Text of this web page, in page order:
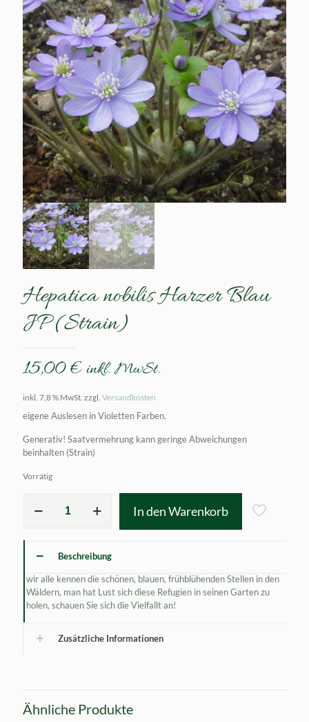
Hepatica nobilis Harzer Blau
JP (Strain)
15,00€ inkl. MwSt.
inkl. 7,8 % MwSt. zzgl. Versandkosten
eigene Auslesen in Violetten Farben.
Generativ! Saatvermehrung kann geringe Abweichungen
beinhalten (Strain)
Vorrätig
nobilis
Blau
Menge
In den Warenkorb
Beschreibung
wir alle kennen die schönen, blauen, frühblühenden Stellen in den
Wäldern, man hat Lust sich diese Refugien in seinen Garten zu
holen, schauen Sie sich die Vielfallt an!
Zusätzliche Informationen
Ähnliche Produkte